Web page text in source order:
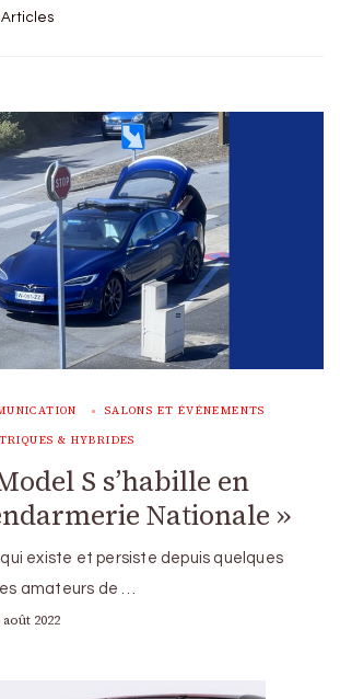
Articles
SALONS ET ÉVÉNEMENTS
& HYBRIDES
S s’habille en
Nationale »
existe et persiste depuis quelques
amateurs de …
août 2022